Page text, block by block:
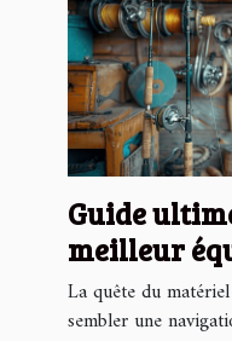
Guide
meilleur
en ligne
La quête du
sembler une